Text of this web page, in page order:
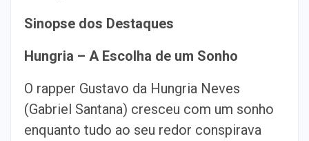
Sinopse dos Destaques
Hungria – A Escolha de um Sonho
O rapper Gustavo da Hungria Neves
(Gabriel Santana) cresceu com um sonho
enquanto tudo ao seu redor conspirava